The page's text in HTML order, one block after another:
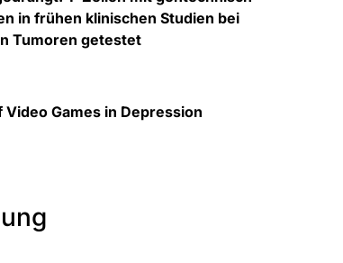
in frühen klinischen Studien bei
Tumoren getestet
Video Games in Depression